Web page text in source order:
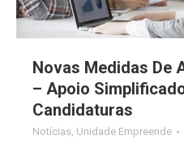
Novas Medidas De
– Apoio
Candidaturas
Notícias, Unidade Empreende